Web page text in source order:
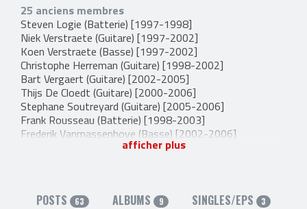
25 anciens membres
Steven Logie (Batterie) [1997-1998]
Niek Verstraete (Guitare) [1997-2002]
Koen Verstraete (Basse) [1997-2002]
Christophe Herreman (Guitare) [1998-2002]
Bart Vergaert (Guitare) [2002-2005]
Thijs De Cloedt (Guitare) [2000-2006]
Stephane Soutreyard (Guitare) [2005-2006]
Frank Rousseau (Batterie) [1998-2003]
Frederik Vanmassenhove (Basse) [2002-2006]
(Batterie) [2004-2006]
Sebastien Tuvi(Guitare et Choeurs) [2006-2009]
afficher plus
POSTS 63 ALBUMS 9 SINGLES/EPS 3